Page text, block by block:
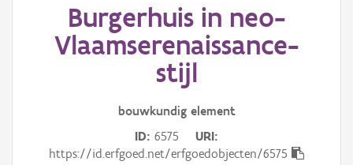
Erfgoedobject
Aanduidingsobject
Gebeurtenis
Burgerhuis in neo-
Vlaamserenaissance-
stijl
bouwkundig element
ID 6575
URI
https://id.erfgoed.net/erfgoedobjecten/6575